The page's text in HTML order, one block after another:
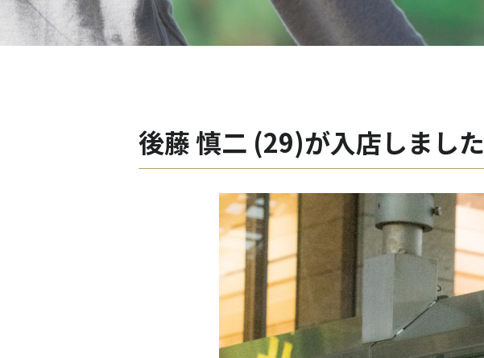
後藤 慎二 (29)が入店しました